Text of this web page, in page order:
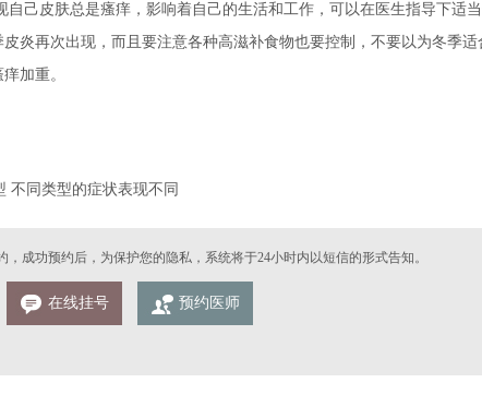
自己皮肤总是瘙痒，影响着自己的生活和工作，可以在医生指导下适
炎再次出现，而且要注意各种高滋补食物也要控制，不要以为冬季适
加重。
不同类型的症状表现不同
，成功预约后，为保护您的隐私，系统将于24小时内以短信的形式告知。
在线挂号 预约医师